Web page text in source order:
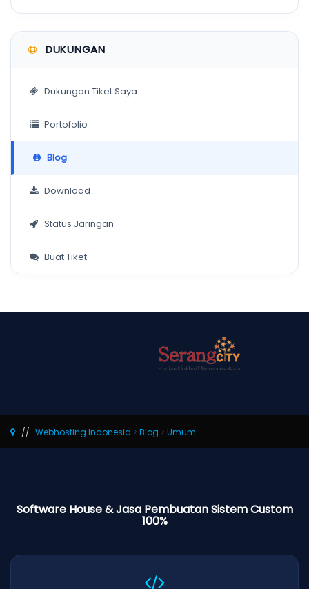
DUKUNGAN
Dukungan Tiket Saya
Portofolio
Blog
Download
Status Jaringan
Buat Tiket
Webhosting Indonesia > Blog > Umum
Software House & Jasa Pembuatan Sistem Custom
100%